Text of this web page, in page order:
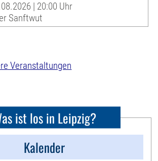
| 20:00 Uhr
Sanftwut
Veranstaltungen
ist los in Leipzig?
Kalender